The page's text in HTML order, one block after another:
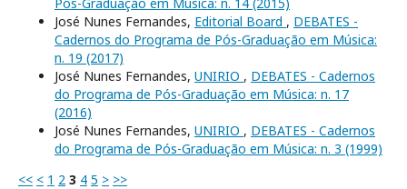
José Nunes Fernandes, Editorial Board , DEBATES -
Cadernos do Programa de Pós-Graduação em Música:
n. 19 (2017)
José Nunes Fernandes, UNIRIO , DEBATES - Cadernos
do Programa de Pós-Graduação em Música: n. 17
(2016)
José Nunes Fernandes, UNIRIO , DEBATES - Cadernos
do Programa de Pós-Graduação em Música: n. 3 (1999)
<< < 1 2 3 4 5 > >>